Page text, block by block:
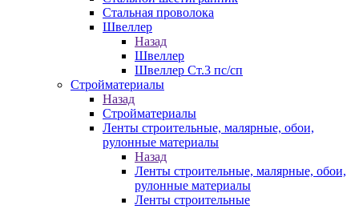
Стальная проволока
Швеллер
Назад
Швеллер
Швеллер Ст.3 пс/сп
Стройматериалы
Назад
Стройматериалы
Ленты строительные, малярные, обои,
рулонные материалы
Назад
Ленты строительные, малярные, обои,
рулонные материалы
Ленты строительные